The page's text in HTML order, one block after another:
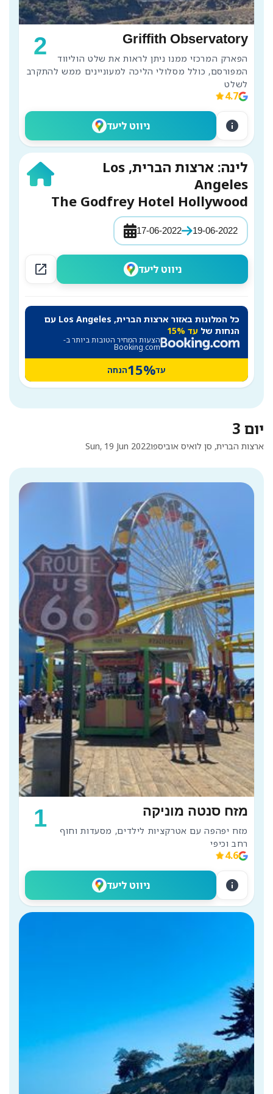
2 Griffith Observatory
לשלט
4.7
ניווט ליעד info
לינה: ארצות הברית, Los
Angeles
The Godfrey Hotel Hollywood
17-06-2022 19-06-2022
open_in_new ניווט ליעד
כל המלונות באזור ארצות הברית, Los Angeles עם
הנחות של עד 15%
הצעות המחיר הטובות ביותר ב-
Booking.com
עד15%הנחה
יום 3
Sun, 19 Jun 2022ארצות הברית, סן לואיס אוביספו
1 מזח סנטה מוניקה
מזח יפהפה עם אטרקציות לילדים, מסעדות וחוף
רחב וכיפי
4.6
ניווט ליעד info